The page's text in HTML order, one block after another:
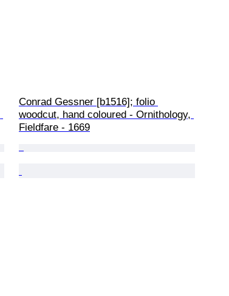
Conrad Gessner [b1516]; folio
woodcut, hand coloured - Ornithology,
Fieldfare - 1669